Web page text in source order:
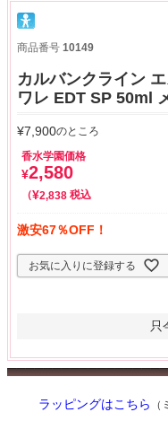
商品番号 10149
カルバンクライン
ワレ EDT SP 50ml
¥7,900のところ
香水学園価格
¥2,580
¥2,838 税込
激安67％OFF！
お気に入りに登録する
只
ラッピングはこちら